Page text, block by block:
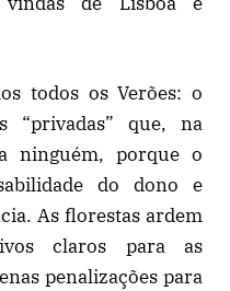
todos os Verões: o
“privadas” que, na
ninguém, porque o
do dono e
As florestas ardem
claros para as
penalizações para